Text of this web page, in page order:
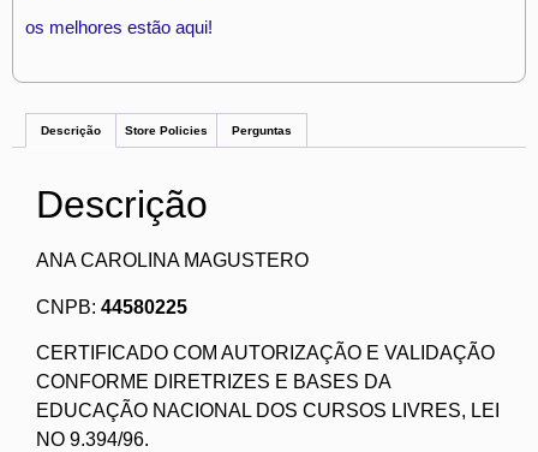
os melhores estão aqui!
Descrição Store Policies Perguntas
Descrição
ANA CAROLINA MAGUSTERO
CNPB: 44580225
CERTIFICADO COM AUTORIZAÇÃO E VALIDAÇÃO
CONFORME DIRETRIZES E BASES DA
EDUCAÇÃO NACIONAL DOS CURSOS LIVRES, LEI
NO 9.394/96.